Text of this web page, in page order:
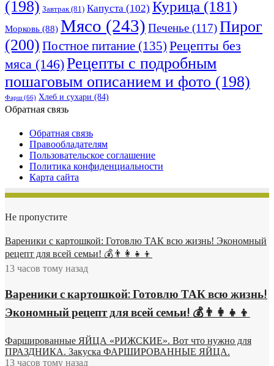
(198) Завтрак(81) Капуста (102) Курица (181)
Морковь (88) Мясо (243) Печенье (117)Пирог
(200) Постное питание (135) Рецепты без
мяса (146)Рецепты с подробным
пошаговым описанием и фото (198)
Фарш(66) Хлеб и сухари (84)
Обратная связь
Обратная связь
Правообладателям
Пользовательское соглашение
Политика конфиденциальности
Карта сайта
Не пропустите
Вареники с картошкой: Готовлю ТАК всю жизнь! Экономный
рецепт для всей семьи! 💰👨👩👧👦
13 часов тому назад
Вареники с картошкой: Готовлю ТАК всю жизнь!
Экономный рецепт для всей семьи! 💰👨👩👧👦
Фаршированные ЯЙЦА «РИЖСКИЕ». Вот что нужно для
ПРАЗДНИКА. Закуска ФАРШИРОВАННЫЕ ЯЙЦА.
13 часов тому назад